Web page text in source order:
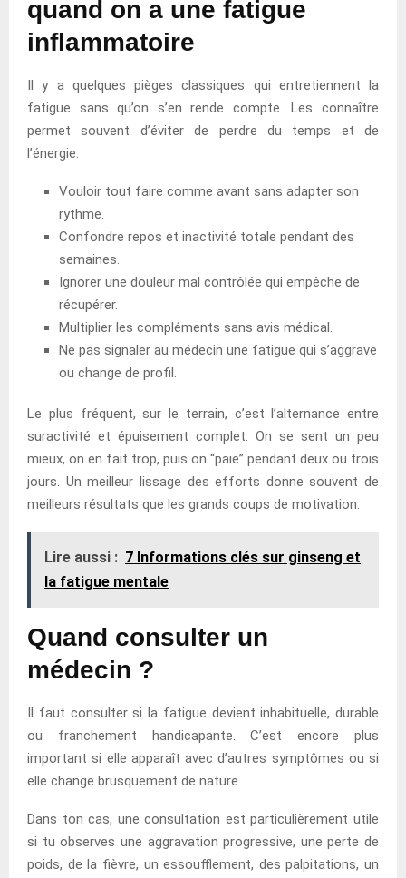
quand on a une fatigue
inflammatoire
Il y a quelques pièges classiques qui entretiennent la
fatigue sans qu’on s’en rende compte. Les connaître
permet souvent d’éviter de perdre du temps et de
l’énergie.
Vouloir tout faire comme avant sans adapter son
rythme.
Confondre repos et inactivité totale pendant des
semaines.
Ignorer une douleur mal contrôlée qui empêche de
récupérer.
Multiplier les compléments sans avis médical.
Ne pas signaler au médecin une fatigue qui s’aggrave
ou change de profil.
Le plus fréquent, sur le terrain, c’est l’alternance entre
suractivité et épuisement complet. On se sent un peu
mieux, on en fait trop, puis on “paie” pendant deux ou trois
jours. Un meilleur lissage des efforts donne souvent de
meilleurs résultats que les grands coups de motivation.
Lire aussi : 7 Informations clés sur ginseng et
la fatigue mentale
Quand consulter un
médecin ?
Il faut consulter si la fatigue devient inhabituelle, durable
ou franchement handicapante. C’est encore plus
important si elle apparaît avec d’autres symptômes ou si
elle change brusquement de nature.
Dans ton cas, une consultation est particulièrement utile
si tu observes une aggravation progressive, une perte de
poids, de la fièvre, un essoufflement, des palpitations, un